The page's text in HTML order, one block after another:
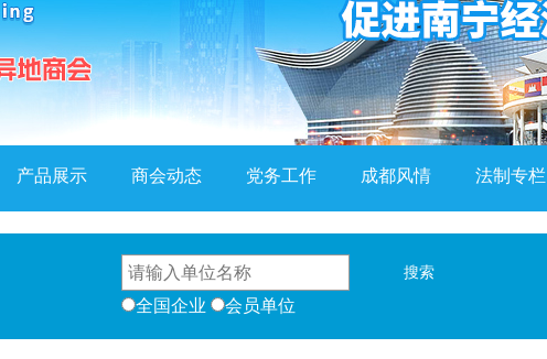
产品展示 商会动态 党务工作 成都风情 法制专栏
全国企业 会员单位